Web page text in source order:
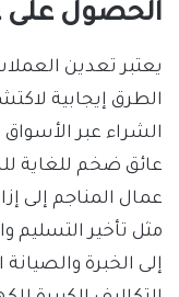
الحصول على
يعتبر تعدين
الطرق إيجابية
الشراء عبر
عائق ضخم للغاية
عمال المناجم إلى
مثل تأخير التسليم
إلى الخبرة